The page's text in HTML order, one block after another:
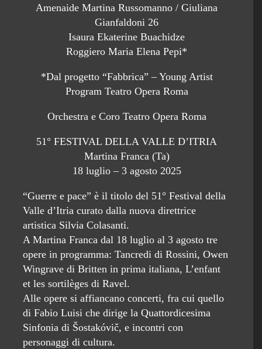
Amenaide Martina Russomanno / Giuliana
Gianfaldoni 26
Isaura Ekaterine Buachidze
Roggiero Maria Elena Pepi*
*Dal progetto “Fabbrica” – Young Artist
Program Teatro Opera Roma
Orchestra e Coro Teatro Opera Roma
51° FESTIVAL DELLA VALLE D’ITRIA
Martina Franca (Ta)
18 luglio – 3 agosto 2025
“Guerre e pace” è il titolo del 51° Festival della
Valle d’Itria curato dalla nuova direttrice
artistica Silvia Colasanti.
A Martina Franca dal 18 luglio al 3 agosto tre
opere in programma: Tancredi di Rossini, Owen
Wingrave di Britten in prima italiana, L’enfant
et les sortilèges di Ravel.
Alle opere si affiancano concerti, fra cui quello
di Fabio Luisi che dirige la Quattordicesima
Sinfonia di Šostakóvič, e incontri con
personaggi di cultura.